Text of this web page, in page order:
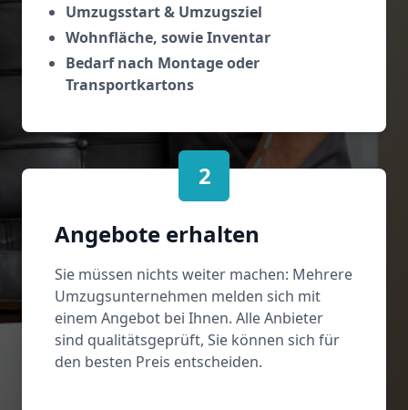
Umzugsstart & Umzugsziel
Wohnfläche, sowie Inventar
Bedarf nach Montage oder
Transportkartons
2
Angebote erhalten
Sie müssen nichts weiter machen: Mehrere
Umzugsunternehmen melden sich mit
einem Angebot bei Ihnen. Alle Anbieter
sind qualitätsgeprüft, Sie können sich für
den besten Preis entscheiden.